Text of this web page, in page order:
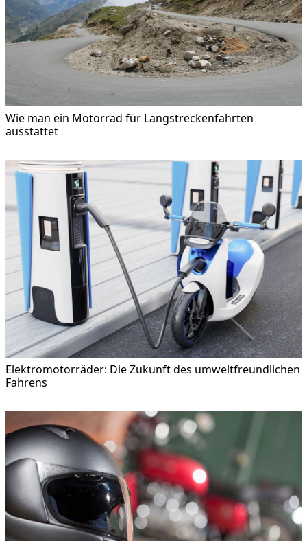
Wie man ein Motorrad für Langstreckenfahrten
ausstattet
Elektromotorräder: Die Zukunft des umweltfreundlichen
Fahrens